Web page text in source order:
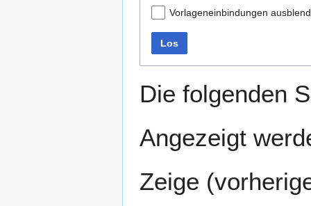
Vorlageneinbindungen
Los
Die folgenden
Angezeigt
Zeige (